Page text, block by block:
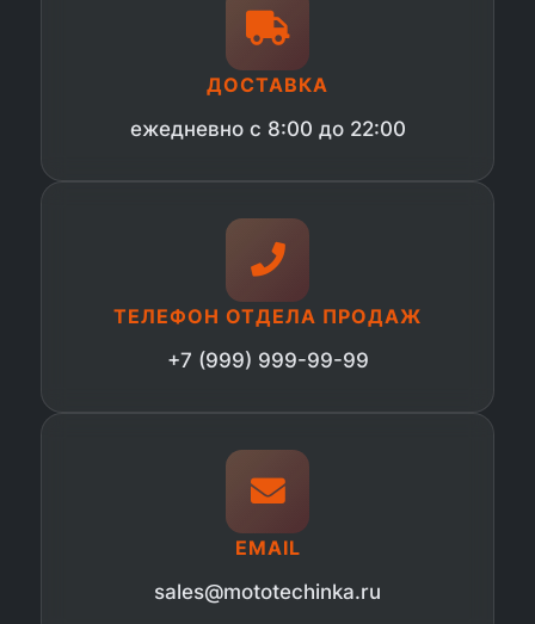
ДОСТАВКА
ежедневно с 8:00 до 22:00
ТЕЛЕФОН ОТДЕЛА ПРОДАЖ
+7 (999) 999-99-99
EMAIL
sales@mototechinka.ru